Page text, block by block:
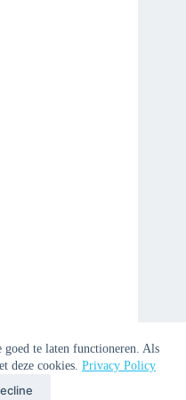
te laten functioneren. Als
deze cookies. Privacy Policy